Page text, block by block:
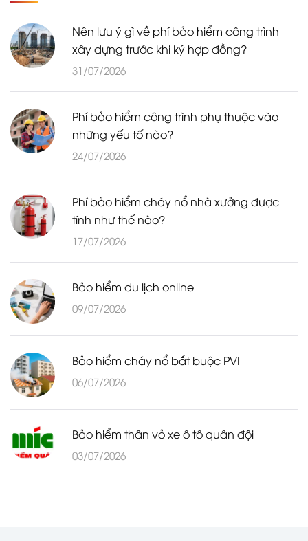
Nên lưu ý gì về phí bảo hiểm công trình
xây dựng trước khi ký hợp đồng?
31/07/2026
Phí bảo hiểm công trình phụ thuộc vào
những yếu tố nào?
24/07/2026
Phí bảo hiểm cháy nổ nhà xưởng được
tính như thế nào?
17/07/2026
Bảo hiểm du lịch online
09/07/2026
Bảo hiểm cháy nổ bắt buộc PVI
06/07/2026
Bảo hiểm thân vỏ xe ô tô quân đội
03/07/2026